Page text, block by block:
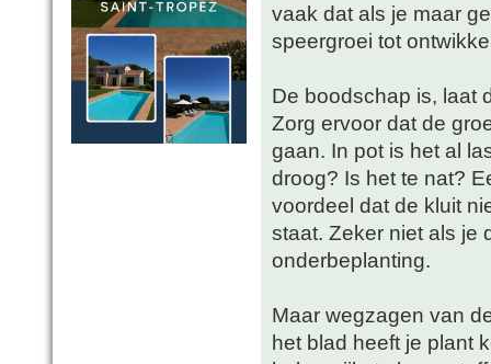
vaak dat als je maar
speergroei tot
De boodschap is, laat
Zorg ervoor dat de
gaan. In pot is het al
droog? Is het te nat?
voordeel dat de kluit
staat. Zeker niet als je
onderbeplanting.
Maar wegzagen van
het blad heeft je plant